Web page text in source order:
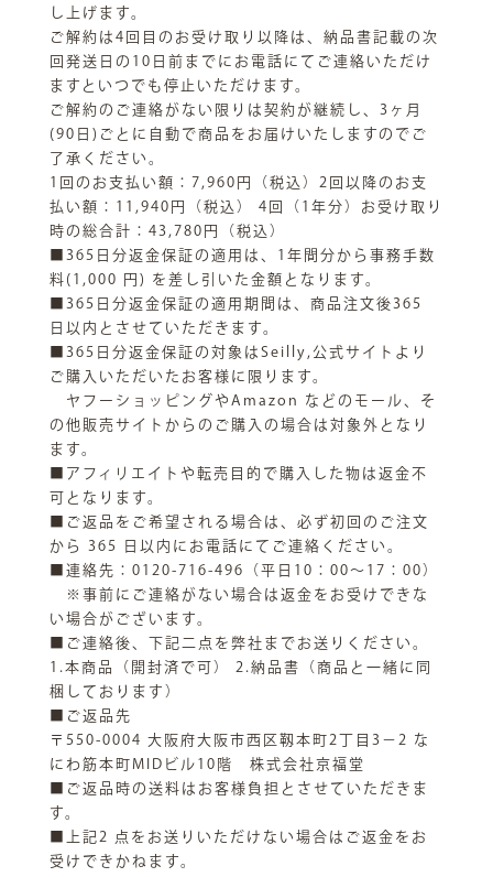
し上げます。
ご解約は4回目のお受け取り以降は、納品書記載の次
回発送日の10日前までにお電話にてご連絡いただけ
ますといつでも停止いただけます。
ご解約のご連絡がない限りは契約が継続し、3ヶ月
(90日)ごとに自動で商品をお届けいたしますのでご
了承ください。
1回のお支払い額：7,960円（税込）2回以降のお支
払い額：11,940円（税込） 4回（1年分）お受け取り
時の総合計：43,780円（税込）
■365日分返金保証の適用は、1年間分から事務手数
料(1,000 円) を差し引いた金額となります。
■365日分返金保証の適用期間は、商品注文後365
日以内とさせていただきます。
■365日分返金保証の対象はSeilly,公式サイトより
ご購入いただいたお客様に限ります。
ヤフーショッピングやAmazon などのモール、そ
の他販売サイトからのご購入の場合は対象外となり
ます。
■アフィリエイトや転売目的で購入した物は返金不
可となります。
■ご返品をご希望される場合は、必ず初回のご注文
から 365 日以内にお電話にてご連絡ください。
■連絡先：0120-716-496（平日10：00～17：00）
※事前にご連絡がない場合は返金をお受けできな
い場合がございます。
■ご連絡後、下記二点を弊社までお送りください。
1.本商品（開封済で可） 2.納品書（商品と一緒に同
梱しております）
■ご返品先
〒550-0004 大阪府大阪市西区靱本町2丁目3−2 な
にわ筋本町MIDビル10階 株式会社京福堂
■ご返品時の送料はお客様負担とさせていただきま
す。
■上記2 点をお送りいただけない場合はご返金をお
受けできかねます。